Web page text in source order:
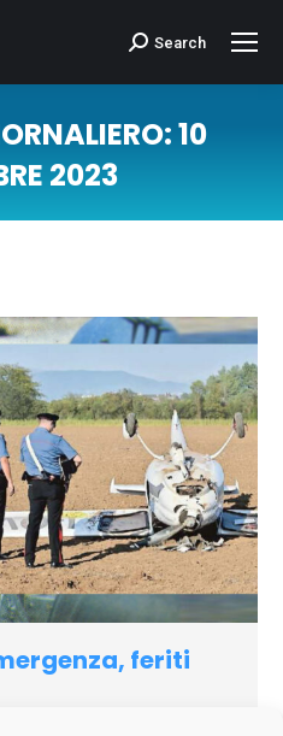
Cerca:Search
10
2023
feriti